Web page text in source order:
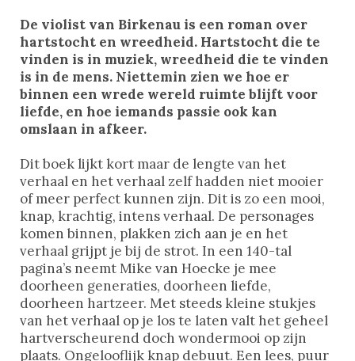
De violist van Birkenau is een roman over
hartstocht en wreedheid. Hartstocht die te
vinden is in muziek, wreedheid die te vinden
is in de mens. Niettemin zien we hoe er
binnen een wrede wereld ruimte blijft voor
liefde, en hoe iemands passie ook kan
omslaan in afkeer.
Dit boek lijkt kort maar de lengte van het
verhaal en het verhaal zelf hadden niet mooier
of meer perfect kunnen zijn. Dit is zo een mooi,
knap, krachtig, intens verhaal. De personages
komen binnen, plakken zich aan je en het
verhaal grijpt je bij de strot. In een 140-tal
pagina’s neemt Mike van Hoecke je mee
doorheen generaties, doorheen liefde,
doorheen hartzeer. Met steeds kleine stukjes
van het verhaal op je los te laten valt het geheel
hartverscheurend doch wondermooi op zijn
plaats. Ongelooflijk knap debuut. Een lees, puur